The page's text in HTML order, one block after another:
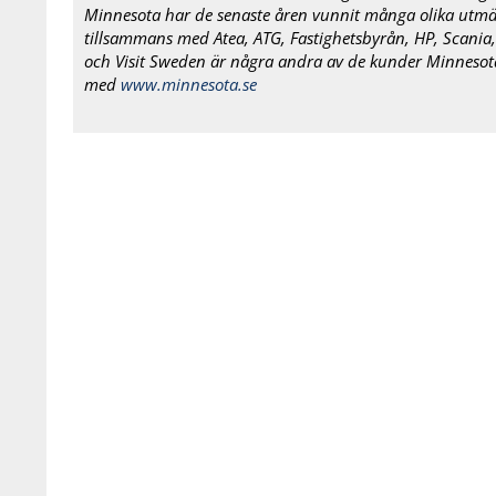
Minnesota har de senaste åren vunnit många olika
tillsammans med Atea, ATG, Fastighetsbyrån, HP,
och Visit Sweden är några andra av de kunder
med www.minnesota.se